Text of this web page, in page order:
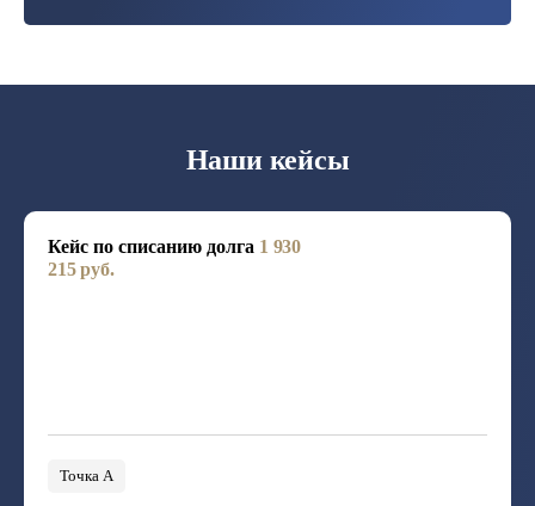
Наши кейсы
Кейс по списанию долга 1 930
215 руб.
Точка А